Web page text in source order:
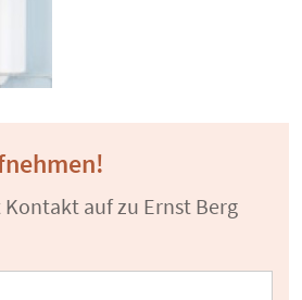
auf zu Ernst Berg